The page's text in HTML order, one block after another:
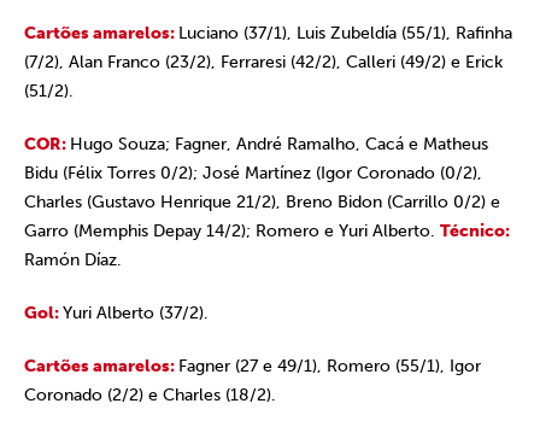
Cartões amarelos: Luciano (37/1), Luis Zubeldía (55/1), Rafinha
(7/2), Alan Franco (23/2), Ferraresi (42/2), Calleri (49/2) e Erick
(51/2).
COR: Hugo Souza; Fagner, André Ramalho, Cacá e Matheus
Bidu (Félix Torres 0/2); José Martínez (Igor Coronado (0/2),
Charles (Gustavo Henrique 21/2), Breno Bidon (Carrillo 0/2) e
Garro (Memphis Depay 14/2); Romero e Yuri Alberto. Técnico:
Ramón Díaz.
Gol:Yuri Alberto (37/2).
Cartões amarelos: Fagner (27 e 49/1), Romero (55/1), Igor
Coronado (2/2) e Charles (18/2).